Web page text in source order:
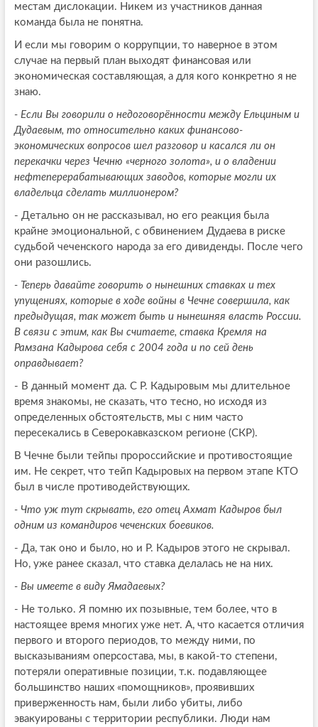
местам дислокации. Никем из участников данная
команда была не понятна.
И если мы говорим о коррупции, то наверное в этом
случае на первый план выходят финансовая или
экономическая составляющая, а для кого конкретно я не
знаю.
- Если Вы говорили о недоговорённости между Ельциным и
Дудаевым, то относительно каких финансово-
экономических вопросов шел разговор и касался ли он
перекачки через Чечню «черного золота», и о владении
нефтеперерабатывающих заводов, которые могли их
владельца сделать миллионером?
- Детально он не рассказывал, но его реакция была
крайне эмоциональной, с обвинением Дудаева в риске
судьбой чеченского народа за его дивиденды. После чего
они разошлись.
- Теперь давайте говорить о нынешних ставках и тех
упущениях, которые в ходе войны в Чечне совершила, как
предыдущая, так может быть и нынешняя власть России.
В связи с этим, как Вы считаете, ставка Кремля на
Рамзана Кадырова себя с 2004 года и по сей день
оправдывает?
- В данный момент да. С Р. Кадыровым мы длительное
время знакомы, не сказать, что тесно, но исходя из
определенных обстоятельств, мы с ним часто
пересекались в Северокавказском регионе (СКР).
В Чечне были тейпы пророссийские и противостоящие
им. Не секрет, что тейп Кадыровых на первом этапе КТО
был в числе противодействующих.
- Что уж тут скрывать, его отец Ахмат Кадыров был
одним из командиров чеченских боевиков.
- Да, так оно и было, но и Р. Кадыров этого не скрывал.
Но, уже ранее сказал, что ставка делалась не на них.
- Вы имеете в виду Ямадаевых?
- Не только. Я помню их позывные, тем более, что в
настоящее время многих уже нет. А, что касается отличия
первого и второго периодов, то между ними, по
высказываниям оперсостава, мы, в какой-то степени,
потеряли оперативные позиции, т.к. подавляющее
большинство наших «помощников», проявивших
приверженность нам, были либо убиты, либо
эвакуированы с территории республики. Люди нам